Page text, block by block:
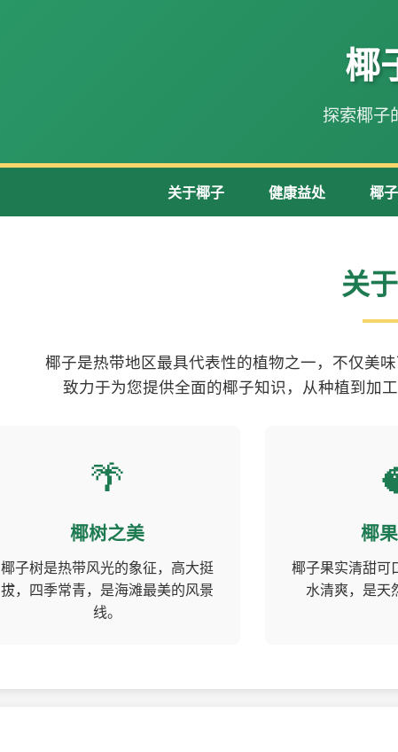
椰
探索椰子
关于椰子 健康益处 椰
关
椰子是热带地区最具代表性的植物之一，不仅美
致力于为您提供全面的椰子知识，从种植到加
🌴
椰树之美
椰子树是热带风光的象征，高大挺
拔，四季常青，是海滩最美的风景
线。
椰
椰子果实清甜可
水清爽，是天